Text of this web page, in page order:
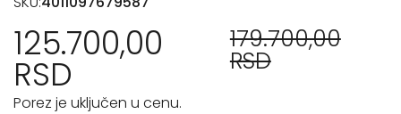
125.700,00
RSD
179.700,00
RSD
Porez je uključen u cenu.